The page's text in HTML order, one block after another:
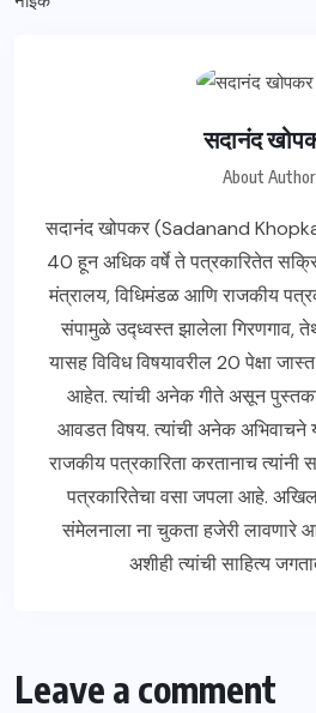
सदानंद
About Author
सदानंद खोपकर (Sadanand
40 हून अधिक वर्षे ते पत्रकारितेत
मंत्रालय, विधिमंडळ आणि राजकीय
संपामुळे उद्ध्वस्त झालेला गिरणगाव,
यासह विविध विषयावरील 20 पेक्षा
आहेत. त्यांची अनेक गीते असून
आवडत विषय. त्यांची अनेक
राजकीय पत्रकारिता करतानाच
पत्रकारितेचा वसा जपला आहे. अखिल
संमेलनाला ना चुकता हजेरी लावणारे
अशीही त्यांची साहित्य
Leave a comment